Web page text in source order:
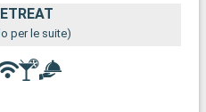
per le suite)